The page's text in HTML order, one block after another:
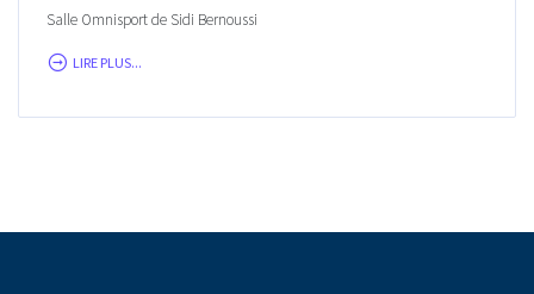
Salle Omnisport de Sidi Bernoussi
LIRE PLUS...